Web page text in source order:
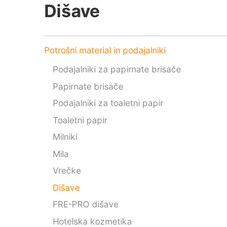
Dišave
Potrošni material in podajalniki
Podajalniki za papirnate brisače
Papirnate brisače
Podajalniki za toaletni papir
Toaletni papir
Milniki
Mila
Vrečke
Dišave
FRE-PRO dišave
Hotelska kozmetika